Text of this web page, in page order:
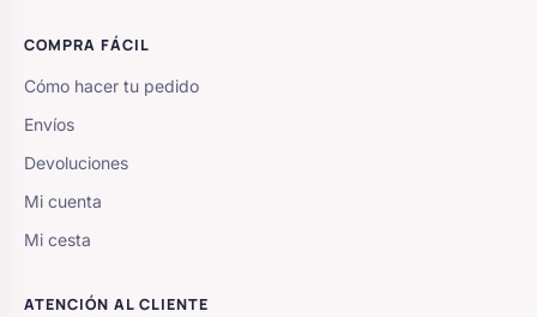
COMPRA FÁCIL
Cómo hacer tu pedido
Envíos
Devoluciones
Mi cuenta
Mi cesta
ATENCIÓN AL CLIENTE